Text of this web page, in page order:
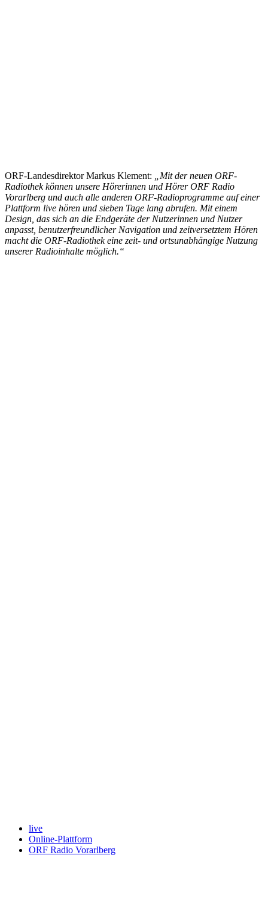
ORF-Landesdirektor Markus Klement:
„Mit der neuen ORF-
Radiothek können unsere Hörerinnen und Hörer ORF Radio
Vorarlberg und auch alle anderen ORF-Radioprogramme auf einer
Plattform live hören und sieben Tage lang abrufen. Mit einem
Design, das sich an die Endgeräte der Nutzerinnen und Nutzer
anpasst, benutzerfreundlicher Navigation und zeitversetztem Hören
macht die ORF-Radiothek eine zeit- und ortsunabhängige Nutzung
unserer Radioinhalte möglich.“
live
Online-Plattform
ORF Radio Vorarlberg